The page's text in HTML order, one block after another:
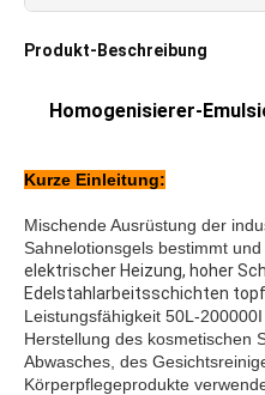
Produkt-Beschreibung
Homogenisierer-
Kurze Einleitung:
Mischende Ausrüstung der
Sahnelotionsgels bestimmt
elektrischer Heizung, hoher
Edelstahlarbeitsschichten
Leistungsfähigkeit 50L-
Herstellung des kosmetischen
Abwasches, des
Körperpflegeprodukte